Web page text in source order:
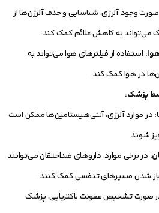
وجود آلرژی، شناسایی و حذف آلرژن‌ها از
می‌تواند به کاهش علائم کمک کند.
استفاده از فیلترهای هوا می‌تواند به
در هوا کمک کند.
پزشک:
در موارد آلرژی، آنتی‌هیستامین‌ها ممکن است
شوند.
در برخی موارد، داروهای ضداحتقان می‌توانند
شدن مسیرهای تنفسی کمک کنند.
صورت تشخیص عفونت باکتریایی، پزشک